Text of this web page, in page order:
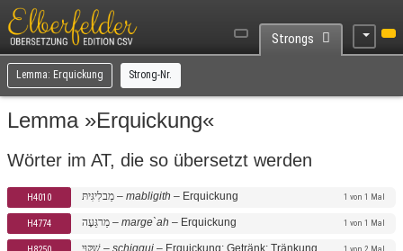
Strongs
Lemma: Erquickung Strong-Nr.
Lemma »Erquickung«
Wörter im AT, die so übersetzt werden
H4010 מַבלִיגִּיתּ –mabligith – Erquickung 1 von 1 Mal
H4774 מַרגֵּעָה –marge`ah – Erquickung 1 von 1 Mal
שִׁקּוּי –schiqqui – Erquickung; Getränk; Tränkung 1 von 2 Mal